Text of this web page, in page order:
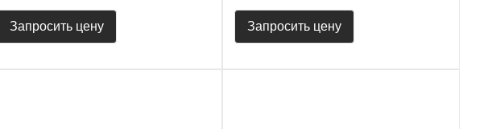
Запросить цену Запросить цену